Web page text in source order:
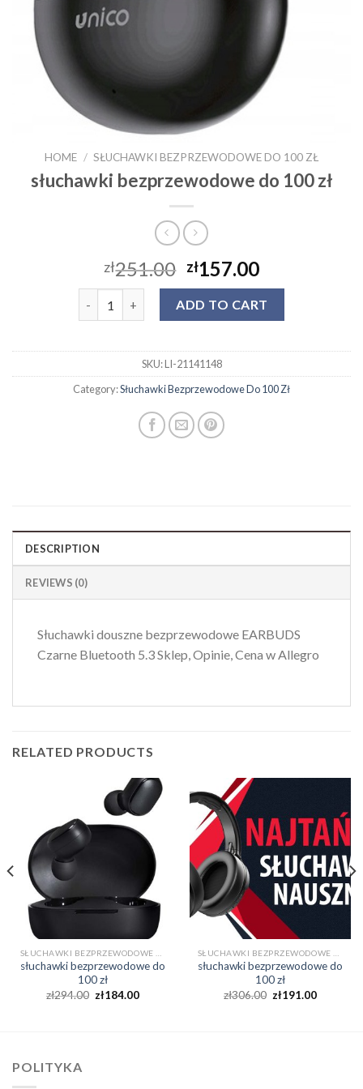
HOME / SŁUCHAWKI BEZPRZEWODOWE DO 100 ZŁ
słuchawki bezprzewodowe do 100 zł
zł251.00 zł157.00
ADD TO CART
SKU:LI-21141148
Category:Słuchawki Bezprzewodowe Do 100 Zł
DESCRIPTION
REVIEWS (0)
Słuchawki douszne bezprzewodowe EARBUDS
Czarne Bluetooth 5.3 Sklep, Opinie, Cena w Allegro
RELATED PRODUCTS
słuchawki bezprzewodowe do
100 zł
zł294.00 zł184.00
słuchawki bezprzewodowe do
100 zł
zł306.00 zł191.00
POLITYKA